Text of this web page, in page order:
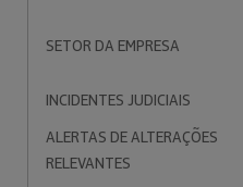
SETOR DA EMPRESA
INCIDENTES JUDICIAIS
ALERTAS DE ALTERAÇÕES
RELEVANTES